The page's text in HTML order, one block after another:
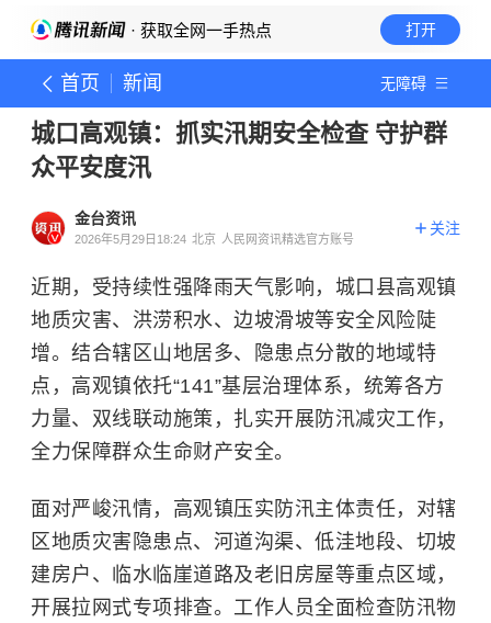
· 获取全网一手热点 打开
首页 新闻 无障碍
城口高观镇：抓实汛期安全检查 守护群
众平安度汛
金台资讯
2026年5月29日18:24 北京 人民网资讯精选官方账号
关注
近期，受持续性强降雨天气影响，城口县高观镇
地质灾害、洪涝积水、边坡滑坡等安全风险陡
增。结合辖区山地居多、隐患点分散的地域特
点，高观镇依托“141”基层治理体系，统筹各方
力量、双线联动施策，扎实开展防汛减灾工作，
全力保障群众生命财产安全。
面对严峻汛情，高观镇压实防汛主体责任，对辖
区地质灾害隐患点、河道沟渠、低洼地段、切坡
建房户、临水临崖道路及老旧房屋等重点区域，
开展拉网式专项排查。工作人员全面检查防汛物